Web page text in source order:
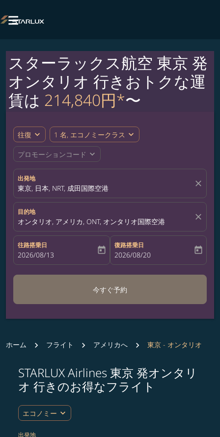

スターラックス航空 東京 発
オンタリオ 行きおトクな運
賃は 214,840円*〜
往復 expand_more 1 名, エコノミークラス expand_more
プロモーションコード expand_more
出発地
東京, 日本, NRT, 成田国際空港 close
目的地
オンタリオ, アメリカ, ONT, オンタリオ国際空港 close
往路搭乗日
fc-booking-departure-date-aria-label
2026/08/13 today
復路搭乗日
fc-booking-return-date-aria-label
2026/08/20 today
今すぐ予約
ホーム フライト アメリカへ 東京 - オンタリオ
STARLUX Airlines 東京 発オンタリ
オ 行きのお得なフライト
エコノミー expand_more
出発地